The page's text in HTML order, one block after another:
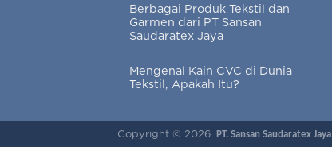
Berbagai Produk Tekstil dan
Garmen dari PT Sansan
Saudaratex Jaya
Mengenal Kain CVC di Dunia
Tekstil, Apakah Itu?
Copyright © 2026 PT. Sansan Saudaratex Jaya